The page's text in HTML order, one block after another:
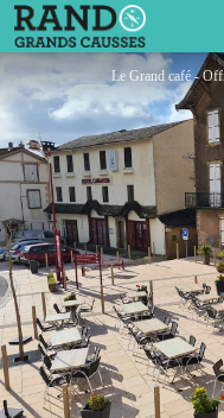
Le Grand café